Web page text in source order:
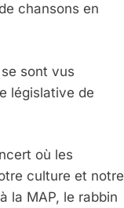
chansons en
sont vus
législative de
où les
culture et notre
la MAP, le rabbin